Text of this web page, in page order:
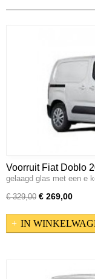
Voorruit Fiat Doblo
gelaagd glas met een e
€ 329,00 € 269,00
IN